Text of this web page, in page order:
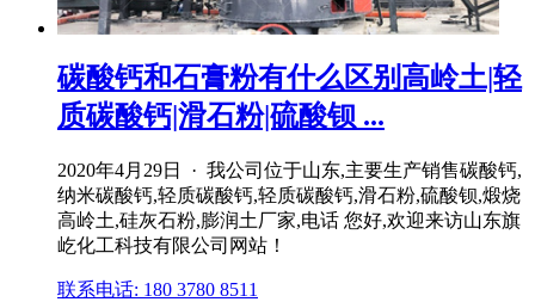
碳酸钙和石膏粉有什么区别高岭土|轻
质碳酸钙|滑石粉|硫酸钡 ...
2020年4月29日 · 我公司位于山东,主要生产销售碳酸钙,
纳米碳酸钙,轻质碳酸钙,轻质碳酸钙,滑石粉,硫酸钡,煅烧
高岭土,硅灰石粉,膨润土厂家,电话 您好,欢迎来访山东旗
屹化工科技有限公司网站！
联系电话: 180 3780 8511